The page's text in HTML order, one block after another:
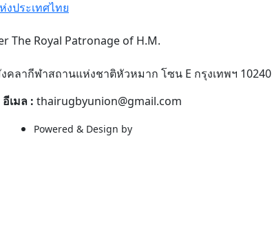
ประเทศไทย
The Royal Patronage of H.M.
คลากีฬาสถานแห่งชาติหัวหมาก โซน E กรุงเทพฯ 10240
อีเมล : thairugbyunion@gmail.com
Powered & Design by